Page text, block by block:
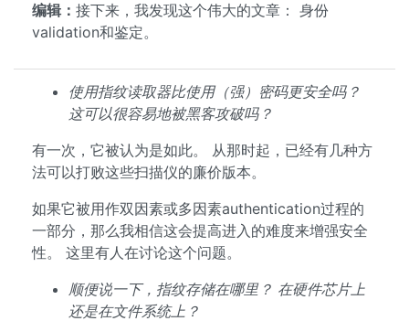
编辑： 接下来，我发现这个伟大的文章： 身份
validation和鉴定。
使用指纹读取器比使用（强）密码更安全吗？
这可以很容易地被黑客攻破吗？
有一次，它被认为是如此。 从那时起，已经有几种方
法可以打败这些扫描仪的廉价版本。
如果它被用作双因素或多因素authentication过程的
一部分，那么我相信这会提高进入的难度来增强安全
性。 这里有人在讨论这个问题。
顺便说一下，指纹存储在哪里？ 在硬件芯片上
还是在文件系统上？